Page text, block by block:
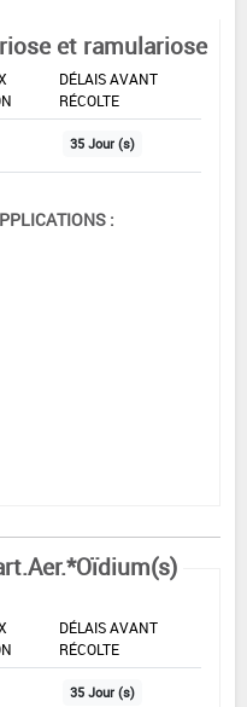
et ramulariose
DÉLAIS AVANT
RÉCOLTE
35 Jour (s)
:
DÉLAIS AVANT
RÉCOLTE
35 Jour (s)